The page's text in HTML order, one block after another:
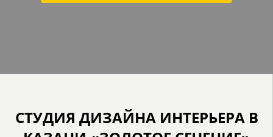
СТУДИЯ ДИЗАЙНА ИНТЕРЬЕРА В